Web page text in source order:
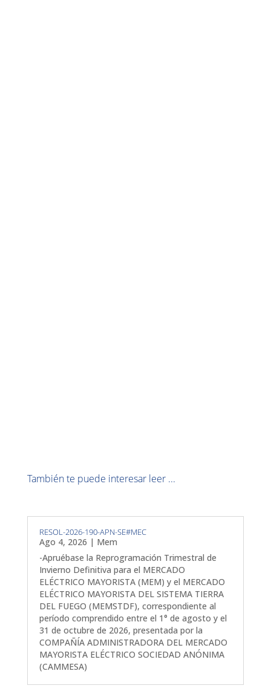
También te puede interesar leer ...
RESOL-2026-190-APN-SE#MEC
Ago 4, 2026 | Mem
-Apruébase la Reprogramación Trimestral de
Invierno Definitiva para el MERCADO
ELÉCTRICO MAYORISTA (MEM) y el MERCADO
ELÉCTRICO MAYORISTA DEL SISTEMA TIERRA
DEL FUEGO (MEMSTDF), correspondiente al
período comprendido entre el 1° de agosto y el
31 de octubre de 2026, presentada por la
COMPAÑÍA ADMINISTRADORA DEL MERCADO
MAYORISTA ELÉCTRICO SOCIEDAD ANÓNIMA
(CAMMESA)